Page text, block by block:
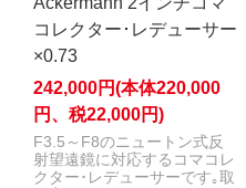
コレクター･レデューサー
×0.73
242,000円(本体220,000
円、税22,000円)
F3.5～F8のニュートン式反
射望遠鏡に対応するコマコレ
クター･レデューサーです｡取